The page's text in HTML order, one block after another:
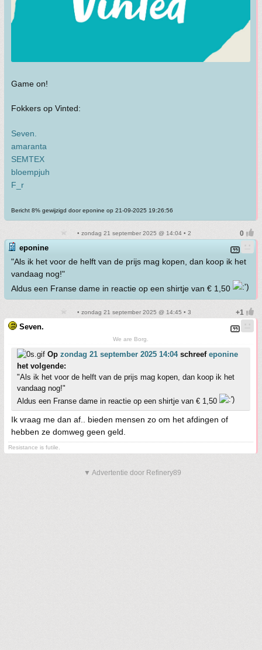
Game on!
Fokkers op Vinted:
Seven.
amaranta
SEMTEX
bloempjuh
F_r
Bericht 8% gewijzigd door eponine op 21-09-2025 19:26:56
• zondag 21 september 2025 @ 14:04 • 2
eponine
"Als ik het voor de helft van de prijs mag kopen, dan koop ik het
vandaag nog!"
Aldus een Franse dame in reactie op een shirtje van € 1,50
• zondag 21 september 2025 @ 14:45 • 3
Seven.
We are Borg.
Op zondag 21 september 2025 14:04schreef eponine
het volgende:
"Als ik het voor de helft van de prijs mag kopen, dan koop ik het
vandaag nog!"
Aldus een Franse dame in reactie op een shirtje van € 1,50
Ik vraag me dan af.. bieden mensen zo om het afdingen of
hebben ze domweg geen geld.
Resistance is futile.
▼ Advertentie door Refinery89